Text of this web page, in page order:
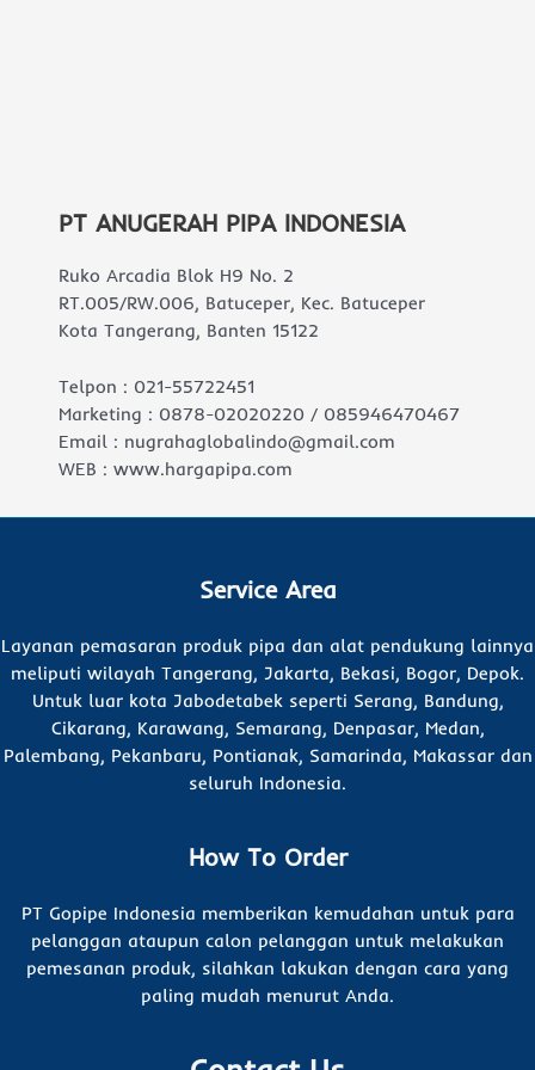
PT ANUGERAH PIPA INDONESIA
Ruko Arcadia Blok H9 No. 2
RT.005/RW.006, Batuceper, Kec. Batuceper
Kota Tangerang, Banten 15122
Telpon : 021-55722451
Marketing : 0878-02020220 / 085946470467
Email : nugrahaglobalindo@gmail.com
WEB : www.hargapipa.com
Service Area
Layanan pemasaran produk pipa dan alat pendukung lainnya
meliputi wilayah Tangerang, Jakarta, Bekasi, Bogor, Depok.
Untuk luar kota Jabodetabek seperti Serang, Bandung,
Cikarang, Karawang, Semarang, Denpasar, Medan,
Palembang, Pekanbaru, Pontianak, Samarinda, Makassar dan
seluruh Indonesia.
How To Order
PT Gopipe Indonesia memberikan kemudahan untuk para
pelanggan ataupun calon pelanggan untuk melakukan
pemesanan produk, silahkan lakukan dengan cara yang
paling mudah menurut Anda.